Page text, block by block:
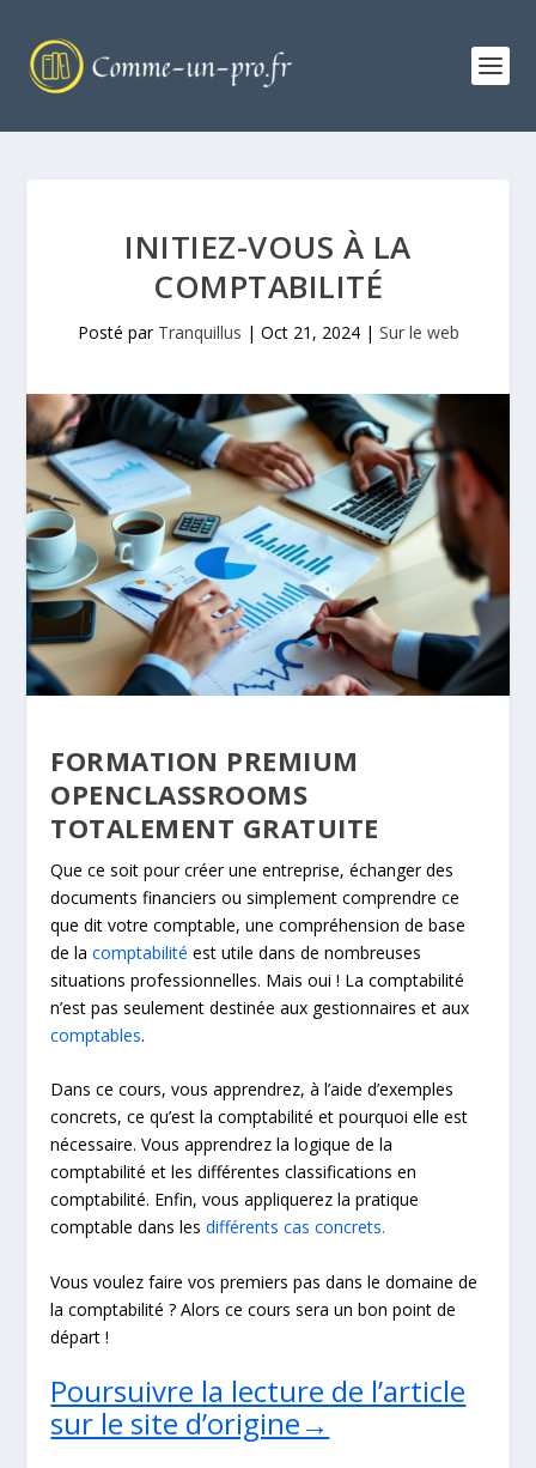
INITIEZ-VOUS À LA
COMPTABILITÉ
Posté par Tranquillus | Oct 21, 2024| Sur le web
FORMATION PREMIUM
OPENCLASSROOMS
TOTALEMENT GRATUITE
Que ce soit pour créer une entreprise, échanger des
documents financiers ou simplement comprendre ce
que dit votre comptable, une compréhension de base
de lacomptabilité est utile dans de nombreuses
situations professionnelles. Mais oui ! La comptabilité
n’est pas seulement destinée aux gestionnaires et aux
comptables.
Dans ce cours, vous apprendrez, à l’aide d’exemples
concrets, ce qu’est la comptabilité et pourquoi elle est
nécessaire. Vous apprendrez la logique de la
comptabilité et les différentes classifications en
comptabilité. Enfin, vous appliquerez la pratique
comptable dans lesdifférents cas concrets.
Vous voulez faire vos premiers pas dans le domaine de
la comptabilité ? Alors ce cours sera un bon point de
départ !
Poursuivre la lecture de l’article
sur le site d’origine→